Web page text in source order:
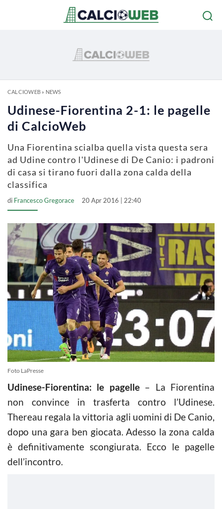
CALCIOWEB» NEWS
Udinese-Fiorentina 2-1: le pagelle
di CalcioWeb
Una Fiorentina scialba quella vista questa sera
ad Udine contro l'Udinese di De Canio: i padroni
di casa si tirano fuori dalla zona calda della
classifica
di Francesco Gregorace 20 Apr 2016 | 22:40
Foto LaPresse
Udinese-Fiorentina: le pagelle– La Fiorentina
non convince in trasferta contro l’Udinese.
Thereau regala la vittoria agli uomini di De Canio,
dopo una gara ben giocata. Adesso la zona calda
è definitivamente scongiurata. Ecco le pagelle
dell’incontro.